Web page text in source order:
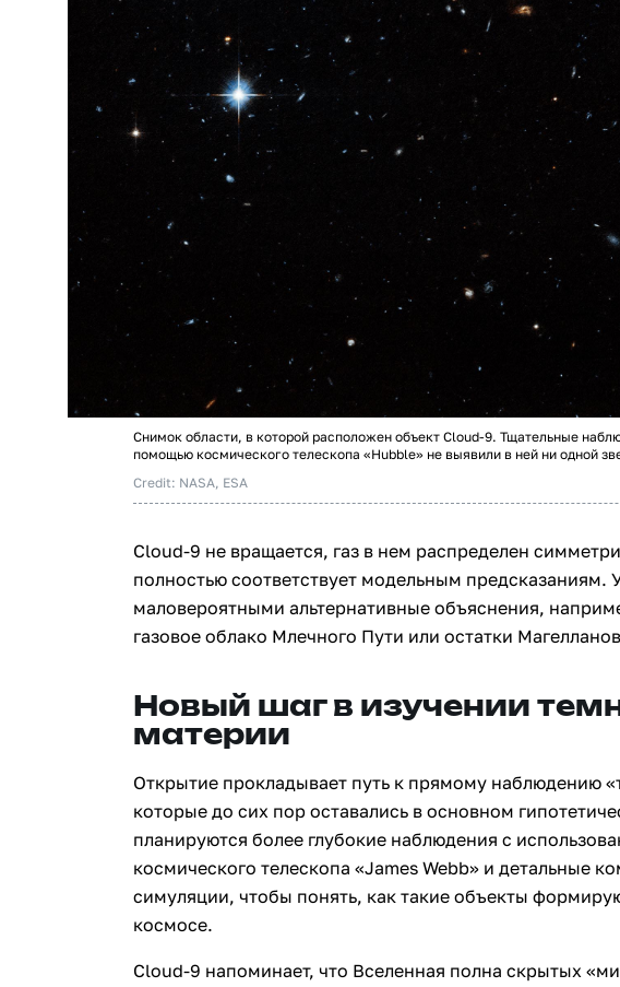
Снимок области, в которой расположен объект Cloud-9. Тщательные
помощью космического телескопа «Hubble» не выявили в ней ни одной
Credit: NASA, ESA
Cloud‑9 не вращается, газ в нем распределен
полностью соответствует модельным предсказаниям.
маловероятными альтернативные объяснения,
газовое облако Млечного Пути или остатки
Новый шаг в изучении
материи
Открытие прокладывает путь к прямому наблюдению
которые до сих пор оставались в основном
планируются более глубокие наблюдения с
космического телескопа «James Webb» и детальные
симуляции, чтобы понять, как такие объекты
космосе.
Cloud‑9 напоминает, что Вселенная полна скрытых